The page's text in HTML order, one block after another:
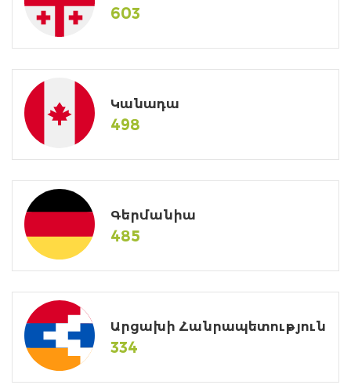
603
Կանադա
498
Գերմանիա
485
Արցախի Հանրապետություն
334